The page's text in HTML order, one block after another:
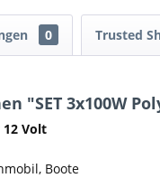
0 Trusted
"SET 3x100W
12 Volt
Boote